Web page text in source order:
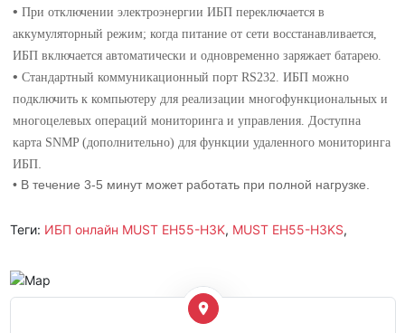
• При отключении электроэнергии ИБП переключается в
аккумуляторный режим; когда питание от сети восстанавливается,
ИБП включается автоматически и одновременно заряжает батарею.
• Стандартный коммуникационный порт RS232. ИБП можно
подключить к компьютеру для реализации многофункциональных и
многоцелевых операций мониторинга и управления. Доступна
карта SNMP (дополнительно) для функции удаленного мониторинга
ИБП.
• В течение 3-5 минут может работать при полной нагрузке.
Теги: ИБП онлайн MUST EH55-H3K, MUST EH55-H3KS,